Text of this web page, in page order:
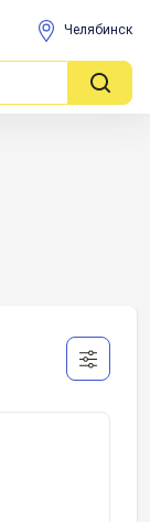
Челябинск